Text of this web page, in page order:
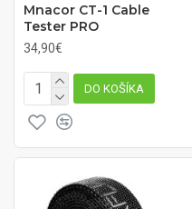
Mnacor CT-1 Cable
Tester PRO
34,90€
DO KOŠÍKA